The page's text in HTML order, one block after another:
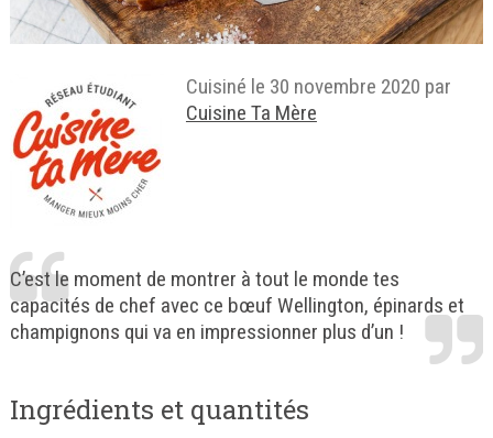
Cuisiné le 30 novembre 2020 par
Cuisine Ta Mère
C’est le moment de montrer à tout le monde tes
capacités de chef avec ce bœuf Wellington, épinards et
champignons qui va en impressionner plus d’un !
Ingrédients et quantités